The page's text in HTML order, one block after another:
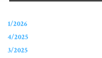
1/2026
4/2025
3/2025